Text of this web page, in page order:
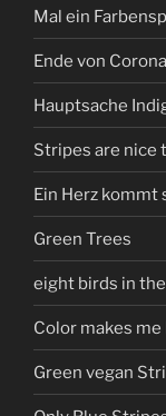
Mal ein
Ende von Corona
Hauptsache
Stripes are nice
Ein Herz kommt
Green Trees
eight birds in
Color makes
Green vegan